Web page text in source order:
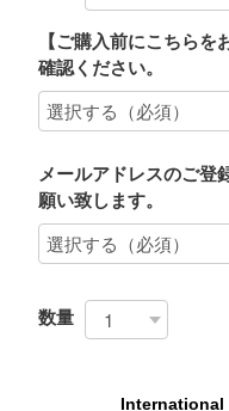
【ご購入前にこちら
確認ください。
メールアドレスのご登
願い致します。
数量